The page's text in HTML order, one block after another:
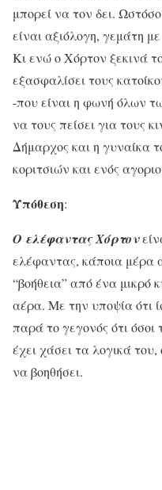
μπορεί να τον δει.
είναι αξιόλογη, γεμάτη
Κι ενώ ο Χόρτον ξεκινά
εξασφαλίσει τους
-που είναι η φωνή όλων
να τους πείσει για τους
Δήμαρχος και η γυναίκα
κοριτσιών και ενός
Υπόθεση:
Ο ελέφαντας Χόρτον
ελέφαντας, κάποια μέρα
“βοήθεια” από ένα μικρό
αέρα. Με την υποψία ότι
παρά το γεγονός ότι όσοι
έχει χάσει τα λογικά του,
να βοηθήσει.